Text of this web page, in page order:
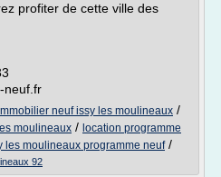
profiter de cette ville des
neuf.fr
neuf issy les moulineaux /
moulineaux / location programme
les moulineaux programme neuf/
92